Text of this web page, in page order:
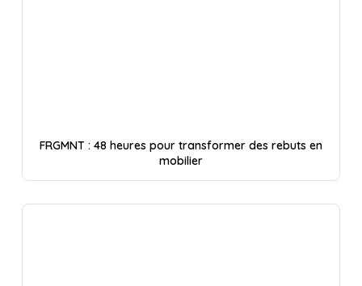
FRGMNT : 48 heures pour transformer des rebuts en
mobilier